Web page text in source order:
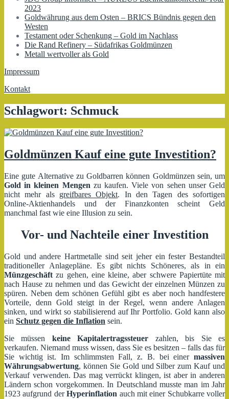
2023
Goldwährung aus dem Osten – BRICS Bündnis gegen den
Westen
Testament oder Schenkung – Gold im Nachlass
Die Rand Refinery – Südafrikas Goldmünzen
Metall wertvoller als Gold
Impressum
Kontakt
Schlagwort: Schmuck
Goldmünzen Kauf eine gute Investition?
Eine gute Alternative zu Goldbarren können Goldmünzen sein, um
Gold in kleinen Mengen zu kaufen. Viele von sehen unser Geld
nicht mehr als greifbares Objekt. In den Tagen des sofortigen
Online-Aktienhandels und der Finanzkonten scheint Geld
manchmal fast wie eine Illusion zu sein.
Vor- und Nachteile einer Investition
Gold und andere Hartmetalle sind seit jeher ein fester Bestandteil
traditioneller Anlagepläne. Es gibt nichts Schöneres, als in ein
Münzgeschäft zu gehen, eine kleine, aber schwere Papiertüte mit
nach Hause zu nehmen und das Gewicht der einzelnen Münzen zu
spüren. Neben dem schönen Gefühl gibt es aber noch handfestere
Vorteile, denn Gold steigt in der Regel, wenn andere Anlagen
sinken, und wirkt so stabilisierend auf Ihr Portfolio. Gold kann also
ein Schutz gegen die Inflation sein.
Sie müssen keine Kapitalertragssteuer zahlen, bis Sie es
verkaufen. Niemand muss wissen, dass Sie es besitzen – falls das für
Sie wichtig ist. Im schlimmsten Fall, z. B. bei einer massiven
Währungsabwertung, können Sie Gold und Silber zum Kauf und
Verkauf verwenden. Das mag verrückt klingen, ist aber in anderen
Ländern schon vorgekommen. In Deutschland musste man im Jahr
1923 aufgrund derHyperinflation auch mit einer Schubkarre voller